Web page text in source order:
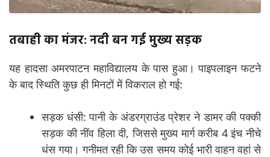
तबाही का मंजर: नदी बन गई मुख्य सड़क
यह हादसा अमरपाटन महाविद्यालय के पास हुआ। पाइपलाइन फटने
के बाद स्थिति कुछ ही मिनटों में विकराल हो गई:
सड़क धंसी: पानी के अंडरग्राउंड प्रेशर ने डामर की पक्की
सड़क की नींव हिला दी, जिससे मुख्य मार्ग करीब 4 इंच नीचे
धंस गया। गनीमत रही कि उस समय कोई भारी वाहन वहां से